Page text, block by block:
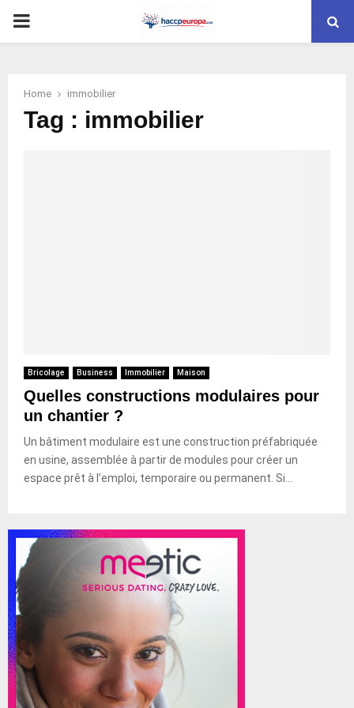
PRIMARY
Home immobilier
Tag : immobilier
Bricolage Business Immobilier Maison
Quelles constructions modulaires pour
un chantier ?
Un bâtiment modulaire est une construction préfabriquée
en usine, assemblée à partir de modules pour créer un
espace prêt à l’emploi, temporaire ou permanent. Si...